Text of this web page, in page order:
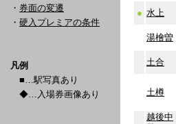
・ 券面の変遷
・ 硬入プレミアの条件
凡例
■…駅写真あり
◆…入場券画像あり
● 水上
湯檜曽
土合
土樽
越後中